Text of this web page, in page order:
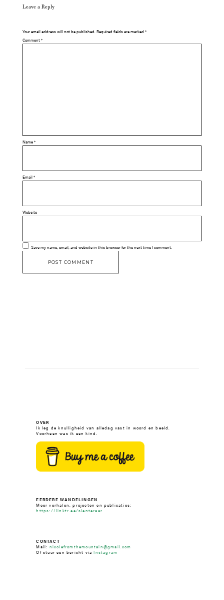
Leave a Reply
Your email address will not be published. Required fields are marked *
Comment*
Name*
Email*
Website
Save my name, email, and website in this browser for the next time I comment.
OVER
Ik leg de knulligheid van alledag vast in woord en beeld.
Voorheen was ik een kind.
EERDERE WANDELINGEN
Meer verhalen, projecten en publicaties:
https://linktr.ee/slenteraar
CONTACT
Mail: nicolefromthemountain@gmail.com
Of stuur een bericht viaInstagram